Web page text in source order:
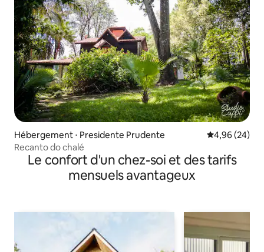
Hébergement ⋅ Presidente Prudente Évaluation
4,96 (24)
Recanto do chalé
Le confort d'un chez-soi et des tarifs
mensuels avantageux